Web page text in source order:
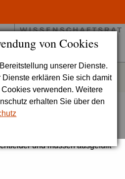
von Cookies
unserer Dienste.
Dienste erklären Sie sich damit
verwenden. Weitere
erhalten Sie über den
und müssen ausgefüllt